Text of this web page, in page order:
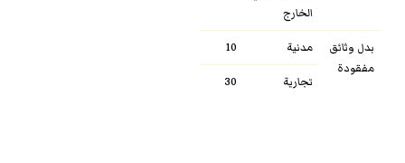
الخارج
بدل وثائق
مفقودة
مدنية
10
تجارية
30